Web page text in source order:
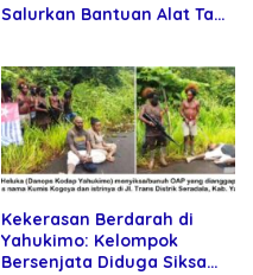
Salurkan Bantuan Alat Tani
Kekerasan Berdarah di
Yahukimo: Kelompok
Bersenjata Diduga Siksa